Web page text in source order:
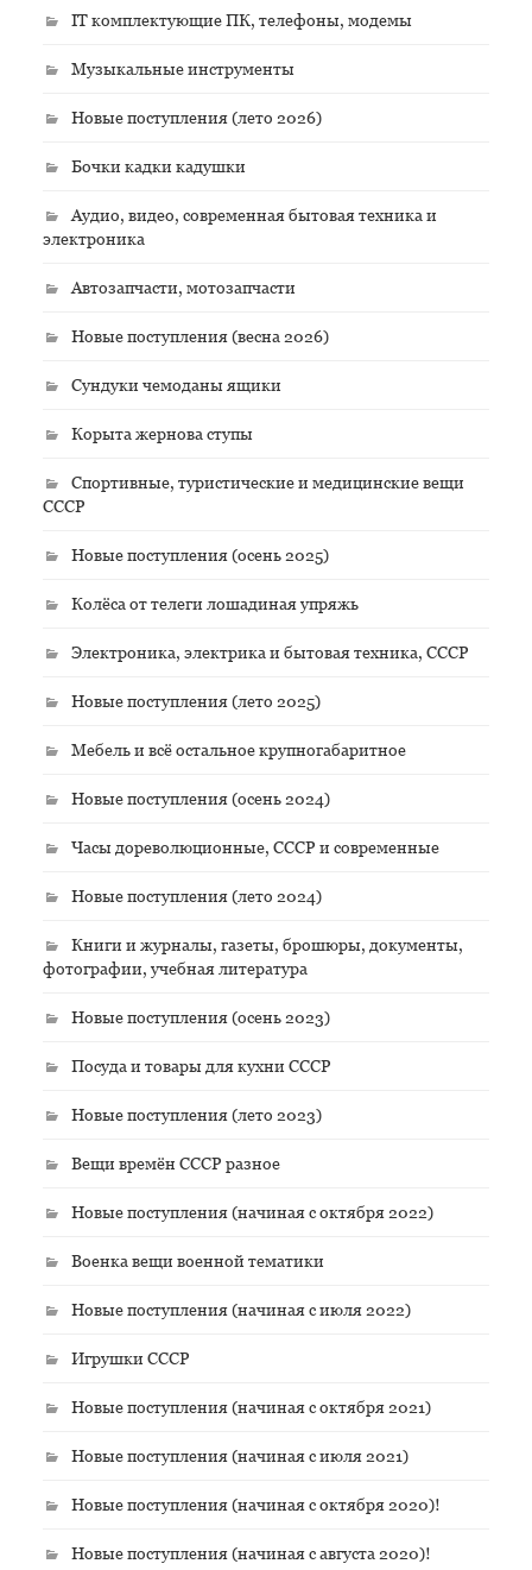
IT комплектующие ПК, телефоны, модемы
Музыкальные инструменты
Новые поступления (лето 2026)
Бочки кадки кадушки
Аудио, видео, современная бытовая техника и
электроника
Автозапчасти, мотозапчасти
Новые поступления (весна 2026)
Сундуки чемоданы ящики
Корыта жернова ступы
Спортивные, туристические и медицинские вещи
СССР
Новые поступления (осень 2025)
Колёса от телеги лошадиная упряжь
Электроника, электрика и бытовая техника, СССР
Новые поступления (лето 2025)
Мебель и всё остальное крупногабаритное
Новые поступления (осень 2024)
Часы дореволюционные, СССР и современные
Новые поступления (лето 2024)
Книги и журналы, газеты, брошюры, документы,
фотографии, учебная литература
Новые поступления (осень 2023)
Посуда и товары для кухни СССР
Новые поступления (лето 2023)
Вещи времён СССР разное
Новые поступления (начиная с октября 2022)
Военка вещи военной тематики
Новые поступления (начиная с июля 2022)
Игрушки СССР
Новые поступления (начиная с октября 2021)
Новые поступления (начиная с июля 2021)
Новые поступления (начиная с октября 2020)!
Новые поступления (начиная с августа 2020)!